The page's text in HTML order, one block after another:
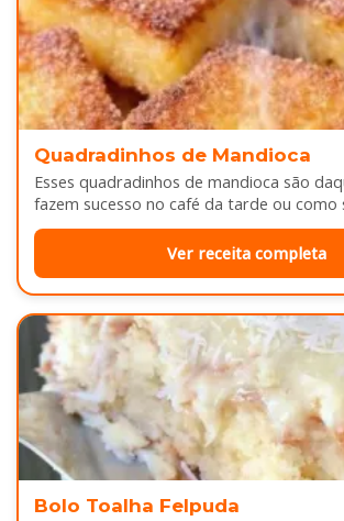
Quadradinhos de Mandioca
Esses quadradinhos de mandioca são
fazem sucesso no café da tarde ou como
depois do almoço. Por…
Ver receita completa
Bolo Toalha Felpuda